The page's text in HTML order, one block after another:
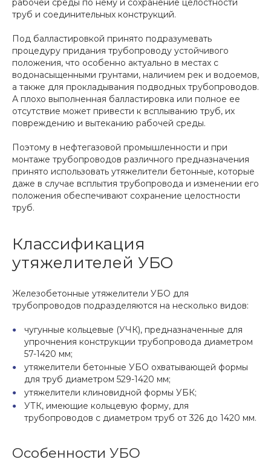
рабочей среды по нему и сохранение целостности
труб и соединительных конструкций.
Под балластировкой принято подразумевать
процедуру придания трубопроводу устойчивого
положения, что особенно актуально в местах с
водонасыщенными грунтами, наличием рек и водоемов,
а также для прокладывания подводных трубопроводов.
А плохо выполненная балластировка или полное ее
отсутствие может привести к всплыванию труб, их
повреждению и вытеканию рабочей среды.
Поэтому в нефтегазовой промышленности и при
монтаже трубопроводов различного предназначения
принято использовать утяжелители бетонные, которые
даже в случае всплытия трубопровода и изменении его
положения обеспечивают сохранение целостности
труб.
Классификация
утяжелителей УБО
Железобетонные утяжелители УБО для
трубопроводов подразделяются на несколько видов:
чугунные кольцевые (УЧК), предназначенные для
упрочнения конструкции трубопровода диаметром
57-1420 мм;
утяжелители бетонные УБО охватывающей формы
для труб диаметром 529-1420 мм;
утяжелители клиновидной формы УБК;
УТК, имеющие кольцевую форму, для
трубопроводов с диаметром труб от 326 до 1420 мм.
Особенности УБО